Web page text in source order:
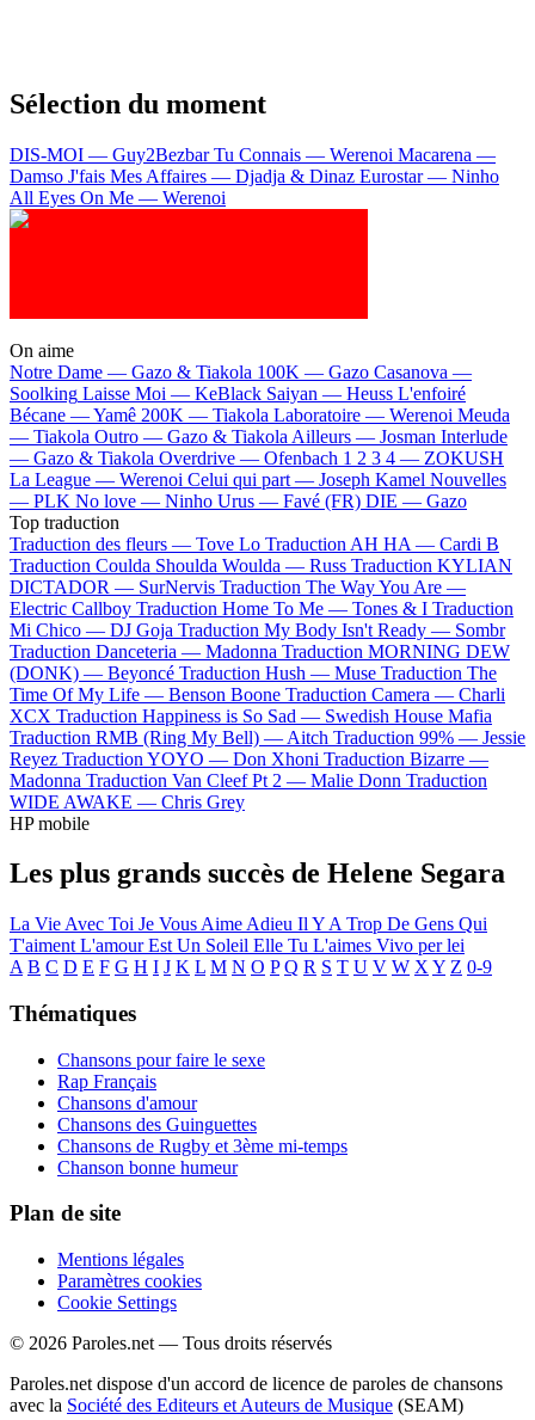
Sélection du moment
DIS-MOI — Guy2BezbarTu Connais — Werenoi Macarena —
Damso J'fais Mes Affaires — Djadja & Dinaz Eurostar — Ninho
All Eyes On Me — Werenoi
On aime
Notre Dame — Gazo & Tiakola 100K — Gazo Casanova —
Soolking Laisse Moi — KeBlack Saiyan — Heuss L'enfoiré
Bécane —Yamê 200K — Tiakola Laboratoire — Werenoi Meuda
— Tiakola Outro — Gazo & Tiakola Ailleurs — Josman Interlude
— Gazo & Tiakola Overdrive — Ofenbach 1 2 3 4 — ZOKUSH
La League — Werenoi Celui qui part — Joseph Kamel Nouvelles
— PLK No love — Ninho Urus — Favé (FR) DIE — Gazo
Top traduction
Traduction des fleurs — Tove Lo Traduction AH HA — Cardi B
Traduction Coulda Shoulda Woulda — Russ Traduction KYLIAN
DICTADOR — SurNervis Traduction The Way You Are —
Electric Callboy Traduction Home To Me — Tones & I Traduction
Mi Chico — DJ Goja Traduction My Body Isn't Ready — Sombr
Traduction Danceteria — Madonna Traduction MORNING DEW
(DONK) — Beyoncé Traduction Hush — Muse Traduction The
Time Of My Life — Benson Boone Traduction Camera — Charli
XCX Traduction Happiness is So Sad — Swedish House Mafia
Traduction RMB (Ring My Bell) — Aitch Traduction 99% — Jessie
Reyez Traduction YOYO — Don Xhoni Traduction Bizarre —
Madonna Traduction Van Cleef Pt 2 — Malie Donn Traduction
WIDE AWAKE — Chris Grey
HP mobile
Les plus grands succès de Helene Segara
La Vie Avec Toi Je Vous Aime Adieu Il Y A Trop De Gens Qui
T'aiment L'amour Est Un Soleil Elle Tu L'aimes Vivo per lei
A B C D E F G H I J K L M N O P Q R S T U V W X Y Z 0-9
Thématiques
Chansons pour faire le sexe
Rap Français
Chansons d'amour
Chansons des Guinguettes
Chansons de Rugby et 3ème mi-temps
Chanson bonne humeur
Plan de site
Mentions légales
Paramètres cookies
Cookie Settings
© 2026 Paroles.net — Tous droits réservés
Paroles.net dispose d'un accord de licence de paroles de chansons
avec la Société des Editeurs et Auteurs de Musique (SEAM)